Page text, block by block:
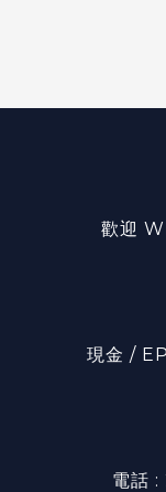
歡迎
現金 /
電話